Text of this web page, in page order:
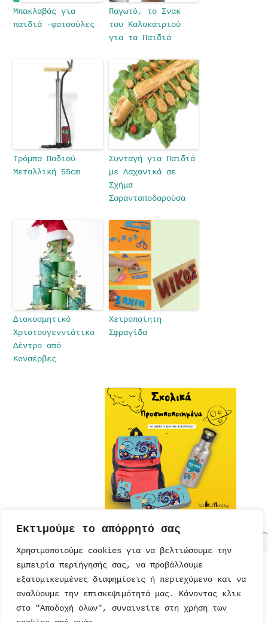
Εκτιμούμε το απόρρητό σας
Χρησιμοποιούμε cookies για να βελτιώσουμε την
εμπειρία περιήγησής σας, να προβάλλουμε
εξατομικευμένες διαφημίσεις ή περιεχόμενο και να
αναλύουμε την επισκεψιμότητά μας. Κάνοντας κλικ
στο "Αποδοχή όλων", συναινείτε στη χρήση των
Μπακλαβάς για
παιδιά -φατσούλες
Παγωτό, το Σνακ
του Καλοκαιριού
για τα Παιδιά
Τρόμπα Ποδιού
Μεταλλική 55cm
Συνταγή για Παιδιά
με Λαχανικά σε
Σχήμα
Σαρανταποδαρούσα
Διακοσμητικό
Χριστουγεννιάτικο
Δέντρο από
Κονσέρβες
Χειροποίητη
Σφραγίδα
ΤΟΥΡΤΕΣ
ΠΡΟΣΚΛΗΣΕΙΣ
ΠΑΡΑΜΥΘΙΑ
ΒΙΒΛΙΑ
ΠΑΙΧΝΙΔΙΑ
ΠΡΟΣΚΛΗΣΕΙΣ
ΠΑΙΔΙΚΟ
ΕΚΠΑΙΔΕΥΣΗ
ΨΥΥΧΑΓΩΓΙΑ
ΠΑΡΑΜΥΘΙΑ
ΤΕΤΡΑΔΙΑ
ΖΩΓΡΑΦΙΚΗΣ